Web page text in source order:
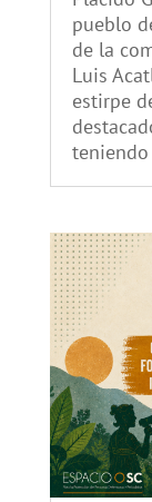
pueblo
de la
Luis
estirpe
teniendo